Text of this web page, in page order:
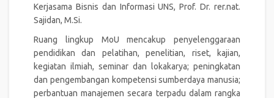
Kerjasama Bisnis dan Informasi UNS, Prof. Dr. rer.nat.
Sajidan, M.Si.
Ruang lingkup MoU mencakup penyelenggaraan
pendidikan dan pelatihan, penelitian, riset, kajian,
kegiatan ilmiah, seminar dan lokakarya; peningkatan
dan pengembangan kompetensi sumberdaya manusia;
perbantuan manajemen secara terpadu dalam rangka